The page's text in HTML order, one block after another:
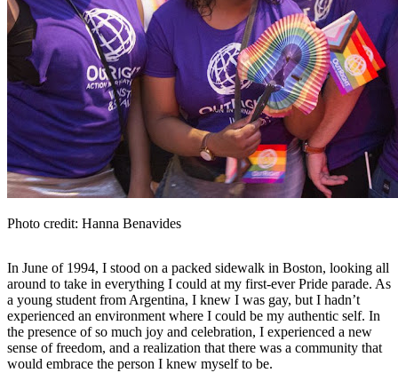
Photo credit: Hanna Benavides
In June of 1994, I stood on a packed sidewalk in Boston, looking all
around to take in everything I could at my first-ever Pride parade. As
a young student from Argentina, I knew I was gay, but I hadn’t
experienced an environment where I could be my authentic self. In
the presence of so much joy and celebration, I experienced a new
sense of freedom, and a realization that there was a community that
would embrace the person I knew myself to be.